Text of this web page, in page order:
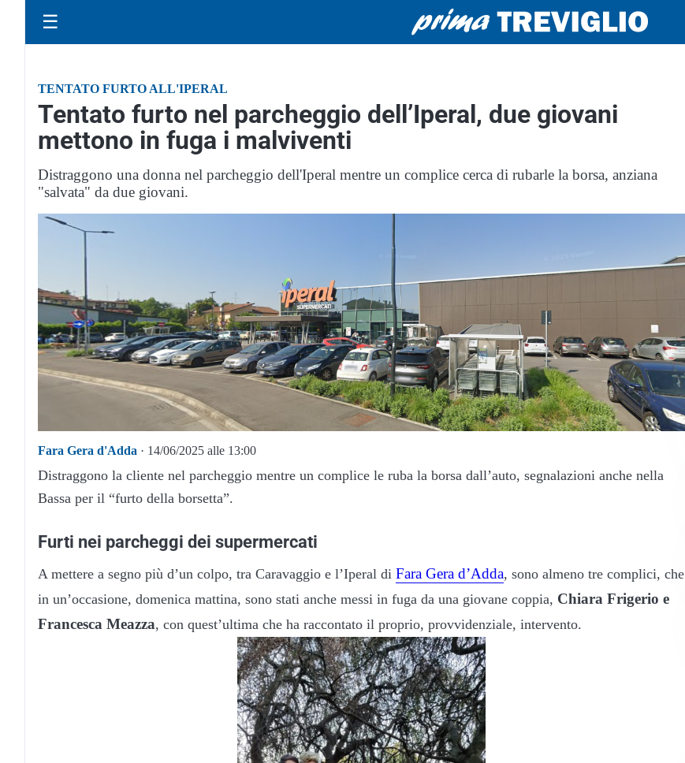
☰
TENTATO FURTO ALL'IPERAL
Tentato furto nel parcheggio dell’Iperal, due giovani
mettono in fuga i malviventi
Distraggono una donna nel parcheggio dell'Iperal mentre un complice cerca di rubarle la borsa, anziana
"salvata" da due giovani.
Fara Gera d'Adda · 14/06/2025 alle 13:00
Distraggono la cliente nel parcheggio mentre un complice le ruba la borsa dall’auto, segnalazioni anche nella
Bassa per il “furto della borsetta”.
Furti nei parcheggi dei supermercati
A mettere a segno più d’un colpo, tra Caravaggio e l’Iperal di Fara Gera d’Adda, sono almeno tre complici, che
in un’occasione, domenica mattina, sono stati anche messi in fuga da una giovane coppia, Chiara Frigerio e
Francesca Meazza, con quest’ultima che ha raccontato il proprio, provvidenziale, intervento.